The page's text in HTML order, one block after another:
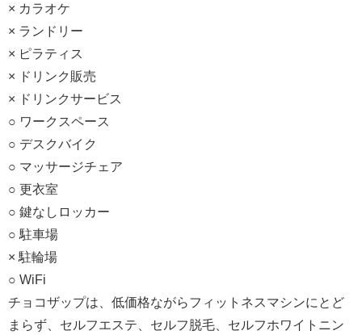
× カラオケ
× ランドリー
× ピラティス
× ドリンク販売
× ドリンクサービス
○ ワークスペース
○ デスクバイク
○ マッサージチェア
○ 更衣室
○ 鍵なしロッカー
○ 駐車場
× 駐輪場
○ WiFi
チョコザップは、低価格ながらフィットネスマシンにとど
まらず、セルフエステ、セルフ脱毛、セルフホワイトニン